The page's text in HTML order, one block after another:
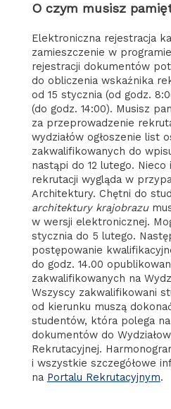
O czym musisz
Elektroniczna rejestracja
zamieszczenie w
rejestracji dokumentów
do obliczenia wskaźnika
od 15 stycznia (od godz.
(do godz. 14:00). Musisz
za przeprowadzenie
wydziałów ogłoszenie list
zakwalifikowanych do
nastąpi do 12 lutego.
rekrutacji wygląda w
Architektury. Chętni do
architektury krajobrazu
w wersji elektronicznej.
stycznia do 5 lutego.
postępowanie
do godz. 14.00
zakwalifikowanych na
Wszyscy zakwalifikowani
od kierunku muszą
studentów, która polega
dokumentów do
Rekrutacyjnej.
i wszystkie szczegółowe
na Portalu Rekrutacyjnym.